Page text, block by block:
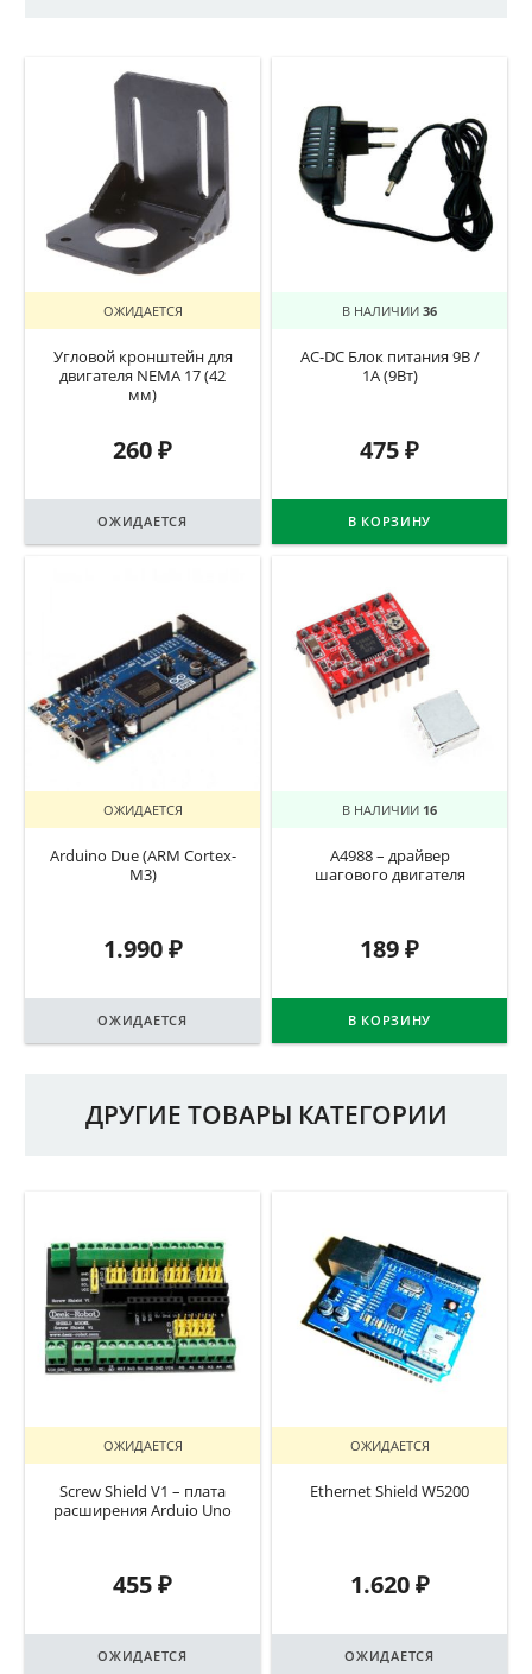
ОЖИДАЕТСЯ
Угловой кронштейн для
двигателя NEMA 17 (42
мм)
260₽
ОЖИДАЕТСЯ
В НАЛИЧИИ 36
AC-DC Блок питания 9В /
1А (9Вт)
475₽
В КОРЗИНУ
ОЖИДАЕТСЯ
Arduino Due (ARM Cortex-
M3)
1.990₽
ОЖИДАЕТСЯ
В НАЛИЧИИ 16
A4988 – драйвер
шагового двигателя
189₽
В КОРЗИНУ
ДРУГИЕ ТОВАРЫ КАТЕГОРИИ
ОЖИДАЕТСЯ
Screw Shield V1 – плата
расширения Arduio Uno
455₽
ОЖИДАЕТСЯ
ОЖИДАЕТСЯ
Ethernet Shield W5200
1.620₽
ОЖИДАЕТСЯ